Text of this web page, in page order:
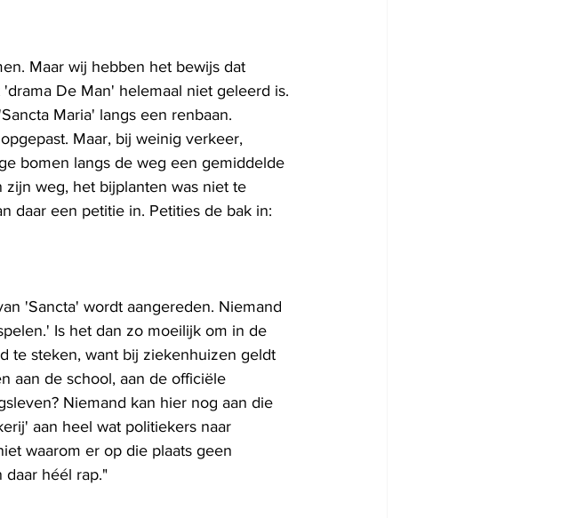
Maar wij hebben het bewijs dat
De Man' helemaal niet geleerd is.
Maria' langs een renbaan.
Maar, bij weinig verkeer,
bomen langs de weg een gemiddelde
weg, het bijplanten was niet te
daar een petitie in. Petities de bak in:
'Sancta' wordt aangereden. Niemand
Is het dan zo moeilijk om in de
te steken, want bij ziekenhuizen geldt
aan de school, aan de officiële
Niemand kan hier nog aan die
aan heel wat politiekers naar
waarom er op die plaats geen
daar héél rap."